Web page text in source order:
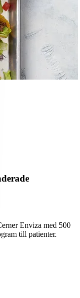
Enviza med 500
till patienter.